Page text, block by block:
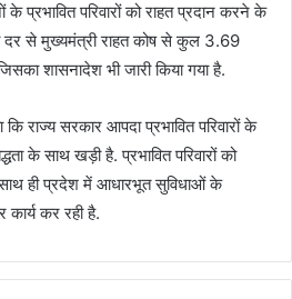
प्रभावित परिवारों को राहत प्रदान करने के
से मुख्यमंत्री राहत कोष से कुल 3.69
शासनादेश भी जारी किया गया है.
राज्य सरकार आपदा प्रभावित परिवारों के
के साथ खड़ी है. प्रभावित परिवारों को
ही प्रदेश में आधारभूत सुविधाओं के
कर रही है.